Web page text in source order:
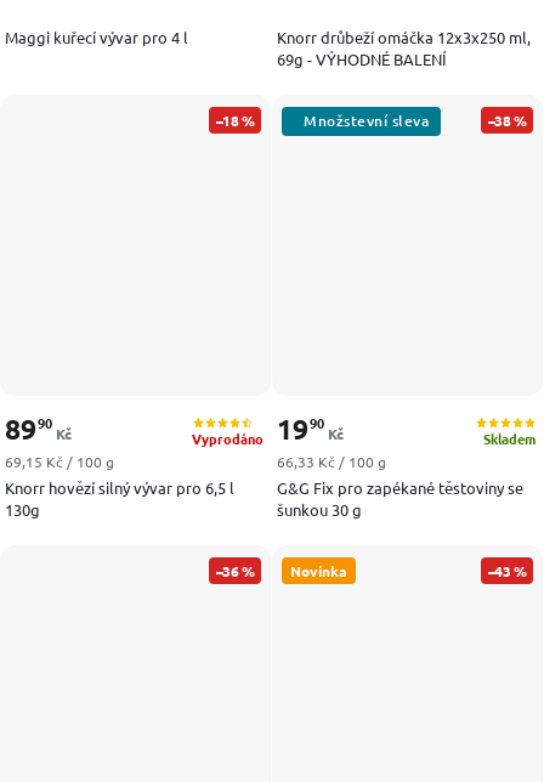
Maggi kuřecí vývar pro 4 l
Knorr drůbeží omáčka 12x3x250 ml,
69g - VÝHODNÉ BALENÍ
–18 %
Knorr hovězí silný vývar pro 6,5 l
130g
Vyprodáno
8990
Kč
Měrná cena:
69,15 Kč / 100 g
–38 %
G&G Fix pro zapékané těstoviny se
šunkou 30 g
Skladem
1990
Kč
Měrná cena:
66,33 Kč / 100 g
–36 % Novinka –43 %